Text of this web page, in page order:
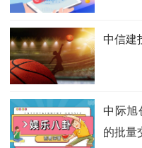
中信建
中际旭
的批量